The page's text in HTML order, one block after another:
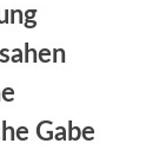
Gabe